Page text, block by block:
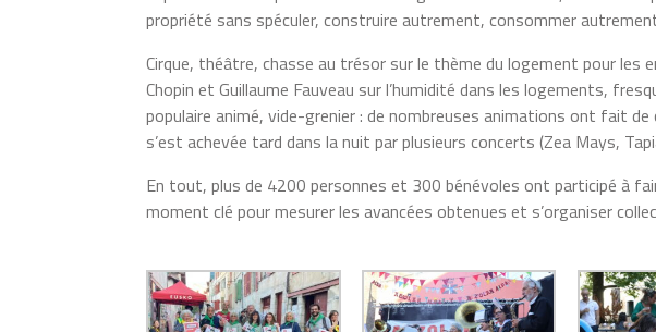
propriété sans spéculer, construire autrement, consommer
Cirque, théâtre, chasse au trésor sur le thème du logement pour les
Chopin et Guillaume Fauveau sur l’humidité dans les logements,
populaire animé, vide-grenier : de nombreuses animations ont fait
s’est achevée tard dans la nuit par plusieurs concerts (Zea Mays,
En tout, plus de 4200 personnes et 300 bénévoles ont participé à
moment clé pour mesurer les avancées obtenues et s’organiser